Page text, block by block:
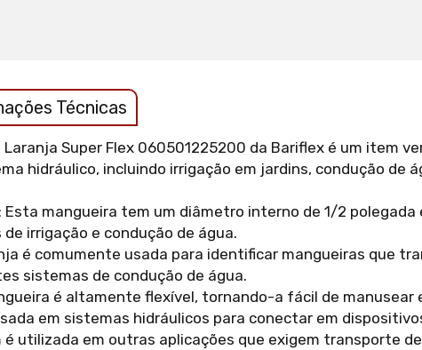
Técnicas
Laranja Super Flex 060501225200 da Bariflex é um item
hidráulico, incluindo irrigação em jardins, condução de
Esta mangueira tem um diâmetro interno de 1/2
irrigação e condução de água.
é comumente usada para identificar mangueiras que
sistemas de condução de água.
é altamente flexível, tornando-a fácil de manusear
em sistemas hidráulicos para conectar em
utilizada em outras aplicações que exigem transporte